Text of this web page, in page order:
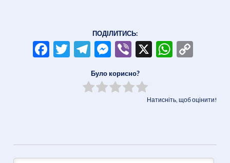
ПОДІЛИТИСЬ:
Facebook
Twitter
Telegram
Messenger
Viber
X
Було корисно?
Натисніть, щоб оцінити!